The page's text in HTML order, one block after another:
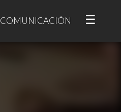
COMUNICACIÓN ☰